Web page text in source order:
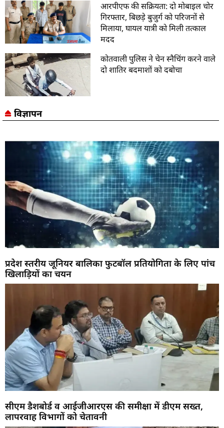
आरपीएफ की सक्रियता: दो मोबाइल चोर
गिरफ्तार, बिछड़े बुजुर्ग को परिजनों से
मिलाया, घायल यात्री को मिली तत्काल
मदद
कोतवाली पुलिस ने चेन स्नैचिंग करने वाले
दो शातिर बदमाशों को दबोचा
विज्ञापन
प्रदेश स्तरीय जूनियर बालिका फुटबॉल प्रतियोगिता के लिए पांच
खिलाड़ियों का चयन
सीएम डैशबोर्ड व आईजीआरएस की समीक्षा में डीएम सख्त,
लापरवाह विभागों को चेतावनी